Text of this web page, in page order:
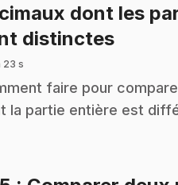
dont les
distinctes.
23 s
faire pour
la partie entière est